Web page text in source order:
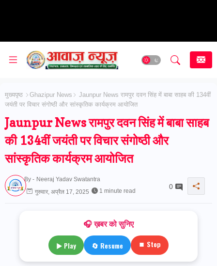
मुख्यपृष्ठ Ghazipur News
Jaunpur News रामपुर दवन सिंह में बाबा साहब की 134वीं
जयंती पर विचार संगोष्ठी और सांस्कृतिक कार्यक्रम आयोजित
Jaunpur News रामपुर दवन सिंह में बाबा साहब
की 134वीं जयंती पर विचार संगोष्ठी और
सांस्कृतिक कार्यक्रम आयोजित
By - Neeraj Yadav Swatantra
गुरुवार, अप्रैल 17, 2025
1 minute read
0
🎧 ख़बर को सुनिए
▶ Play 🔄 Resume ⏹ Stop